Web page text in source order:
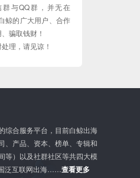
与QQ群，并无在
鲸的广大用户、合作
骗取钱财！
理，请见谅！
综合服务平台，目前白鲸出海
、产品、资本、榜单、专辑和
等）以及社群社区等共四大模
泛互联网出海……查看更多